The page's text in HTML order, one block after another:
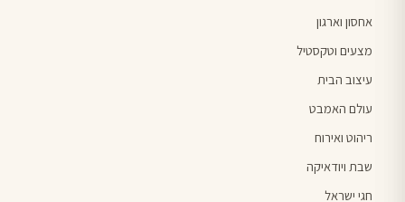
אחסון וארגון
מצעים וטקסטיל
עיצוב הבית
עולם האמבט
ריהוט ואירוח
שבת ויודאיקה
חגי ישראל